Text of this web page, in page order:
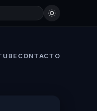
CONTACTO